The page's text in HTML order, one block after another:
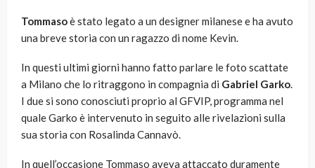
Tommasoè stato legato a un designer milanese e ha avuto
una breve storia con un ragazzo di nome Kevin.
In questi ultimi giorni hanno fatto parlare le foto scattate
a Milano che lo ritraggono in compagnia di Gabriel Garko.
I due si sono conosciuti proprio al GFVIP, programma nel
quale Garko è intervenuto in seguito alle rivelazioni sulla
sua storia con Rosalinda Cannavò.
In quell’occasione Tommaso aveva attaccato duramente